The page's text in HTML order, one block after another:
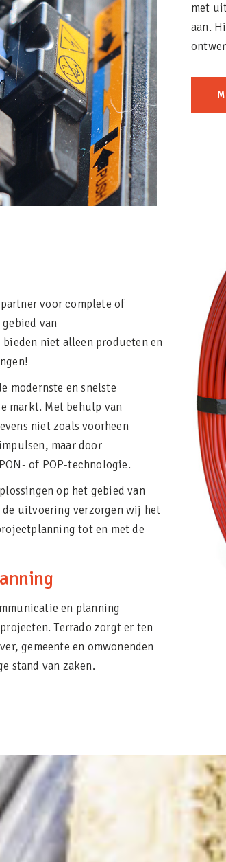
met
aan.
voor complete of
van
niet alleen producten en
modernste en snelste
markt. Met behulp van
niet zoals voorheen
maar door
of POP-technologie.
op het gebied van
de uitvoering verzorgen wij het
tot en met de
en planning
Terrado zorgt er ten
gemeente en omwonenden
stand van zaken.